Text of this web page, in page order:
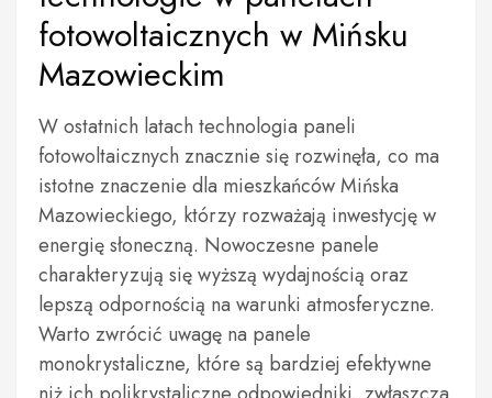
fotowoltaicznych w Mińsku
Mazowieckim
W ostatnich latach technologia paneli
fotowoltaicznych znacznie się rozwinęła, co ma
istotne znaczenie dla mieszkańców Mińska
Mazowieckiego, którzy rozważają inwestycję w
energię słoneczną. Nowoczesne panele
charakteryzują się wyższą wydajnością oraz
lepszą odpornością na warunki atmosferyczne.
Warto zwrócić uwagę na panele
monokrystaliczne, które są bardziej efektywne